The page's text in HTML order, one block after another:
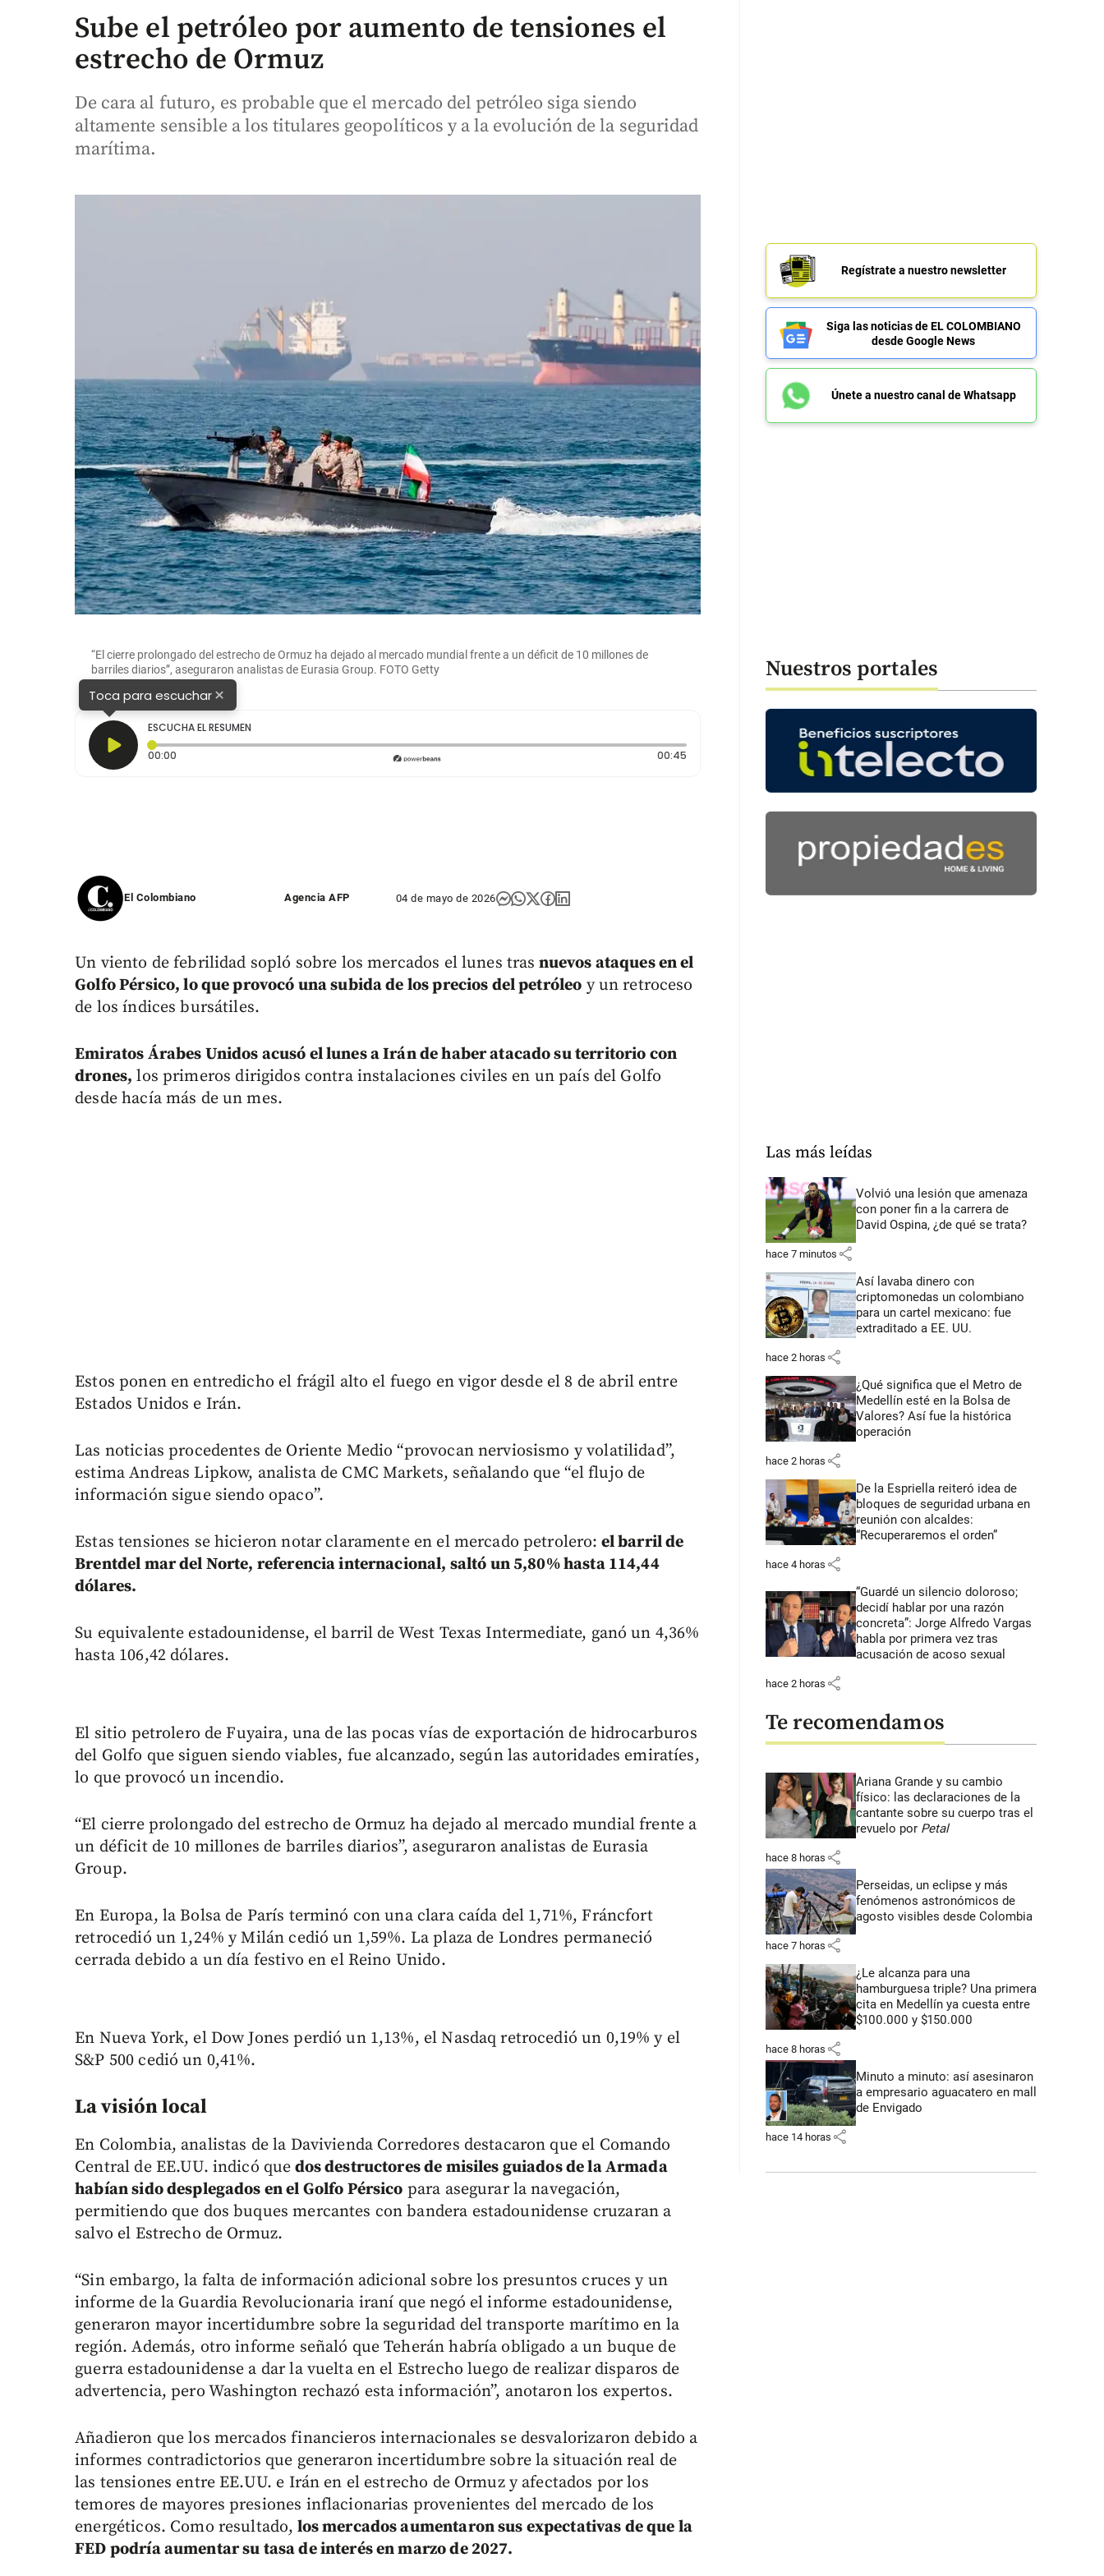
Sube el petróleo por aumento de tensiones el
estrecho de Ormuz
De cara al futuro, es probable que el mercado del petróleo siga siendo
altamente sensible a los titulares geopolíticos y a la evolución de la seguridad
marítima.
“El cierre prolongado del estrecho de Ormuz ha dejado al mercado mundial frente a un déficit de 10 millones de
barriles diarios”, aseguraron analistas de Eurasia Group. FOTO Getty
Toca para escuchar×
ESCUCHA EL RESUMEN
00:00
00:45Duración: 45 segundos
El Colombiano Agencia AFP 04 de mayo de 2026
Un viento de febrilidad sopló sobre los mercados el lunes tras nuevos ataques en el
Golfo Pérsico, lo que provocó una subida de los precios del petróleo y un retroceso
de los índices bursátiles.
Emiratos Árabes Unidos acusó el lunes a Irán de haber atacado su territorio con
drones, los primeros dirigidos contra instalaciones civiles en un país del Golfo
desde hacía más de un mes.
Estos ponen en entredicho el frágil alto el fuego en vigor desde el 8 de abril entre
Estados Unidos e Irán.
Las noticias procedentes de Oriente Medio “provocan nerviosismo y volatilidad”,
estima Andreas Lipkow, analista de CMC Markets, señalando que “el flujo de
información sigue siendo opaco”.
Estas tensiones se hicieron notar claramente en el mercado petrolero: el barril de
Brentdel mar del Norte, referencia internacional, saltó un 5,80% hasta 114,44
dólares.
Su equivalente estadounidense, el barril de West Texas Intermediate, ganó un 4,36%
hasta 106,42 dólares.
El sitio petrolero de Fuyaira, una de las pocas vías de exportación de hidrocarburos
del Golfo que siguen siendo viables, fue alcanzado, según las autoridades emiratíes,
lo que provocó un incendio.
“El cierre prolongado del estrecho de Ormuz ha dejado al mercado mundial frente a
un déficit de 10 millones de barriles diarios”, aseguraron analistas de Eurasia
Group.
En Europa, la Bolsa de París terminó con una clara caída del 1,71%, Fráncfort
retrocedió un 1,24% y Milán cedió un 1,59%. La plaza de Londres permaneció
cerrada debido a un día festivo en el Reino Unido.
En Nueva York, el Dow Jones perdió un 1,13%, el Nasdaq retrocedió un 0,19% y el
S&P 500 cedió un 0,41%.
La visión local
En Colombia, analistas de la Davivienda Corredores destacaron que el Comando
Central de EE.UU. indicó que dos destructores de misiles guiados de la Armada
habían sido desplegados en el Golfo Pérsico para asegurar la navegación,
permitiendo que dos buques mercantes con bandera estadounidense cruzaran a
salvo el Estrecho de Ormuz.
“Sin embargo, la falta de información adicional sobre los presuntos cruces y un
informe de la Guardia Revolucionaria iraní que negó el informe estadounidense,
generaron mayor incertidumbre sobre la seguridad del transporte marítimo en la
región. Además, otro informe señaló que Teherán habría obligado a un buque de
guerra estadounidense a dar la vuelta en el Estrecho luego de realizar disparos de
advertencia, pero Washington rechazó esta información”, anotaron los expertos.
Añadieron que los mercados financieros internacionales se desvalorizaron debido a
informes contradictorios que generaron incertidumbre sobre la situación real de
las tensiones entre EE.UU. e Irán en el estrecho de Ormuz y afectados por los
temores de mayores presiones inflacionarias provenientes del mercado de los
energéticos. Como resultado, los mercados aumentaron sus expectativas de que la
FED podría aumentar su tasa de interés en marzo de 2027.
Regístrate a nuestro newsletter
Siga las noticias de EL COLOMBIANO
desde Google News
Únete a nuestro canal de Whatsapp
Nuestros portales
Las más leídas
Volvió una lesión que amenaza
con poner fin a la carrera de
David Ospina, ¿de qué se trata?
hace 7 minutos share
Así lavaba dinero con
criptomonedas un colombiano
para un cartel mexicano: fue
extraditado a EE. UU.
hace 2 horas share
¿Qué significa que el Metro de
Medellín esté en la Bolsa de
Valores? Así fue la histórica
operación
hace 2 horas share
De la Espriella reiteró idea de
bloques de seguridad urbana en
reunión con alcaldes:
“Recuperaremos el orden”
hace 4 horas share
“Guardé un silencio doloroso;
decidí hablar por una razón
concreta”: Jorge Alfredo Vargas
habla por primera vez tras
acusación de acoso sexual
hace 2 horas share
Te recomendamos
Ariana Grande y su cambio
físico: las declaraciones de la
cantante sobre su cuerpo tras el
revuelo por Petal
hace 8 horas share
Perseidas, un eclipse y más
fenómenos astronómicos de
agosto visibles desde Colombia
hace 7 horas share
¿Le alcanza para una
hamburguesa triple? Una primera
cita en Medellín ya cuesta entre
$100.000 y $150.000
hace 8 horas share
Minuto a minuto: así asesinaron
a empresario aguacatero en mall
de Envigado
hace 14 horas share